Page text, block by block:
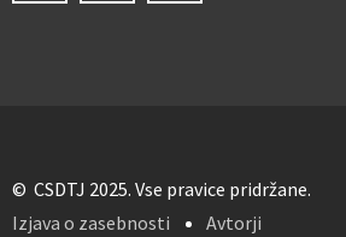
© CSDTJ 2025. Vse pravice pridržane.
Izjava o zasebnosti
Avtorji